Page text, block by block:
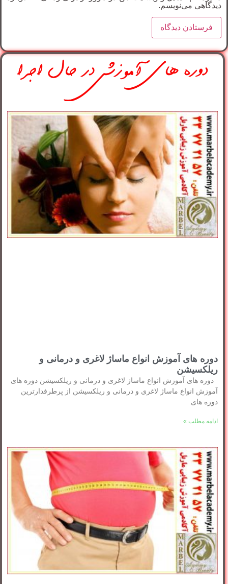
دیدگاهی می‌نویسم.
دوره های آموزش انواع ماساژ لاغری و درمانی و
ریلکسیشن
دوره های آموزش انواع ماساژ لاغری و درمانی و ریلکسیشن دوره های
آموزش انواع ماساژ لاغری و درمانی و ریلکسیشن از پرطرفدارترین
دوره های
ادامه مطلب »